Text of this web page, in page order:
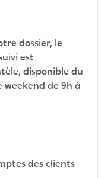
dossier, le
est
disponible du
weekend de 9h à
des clients